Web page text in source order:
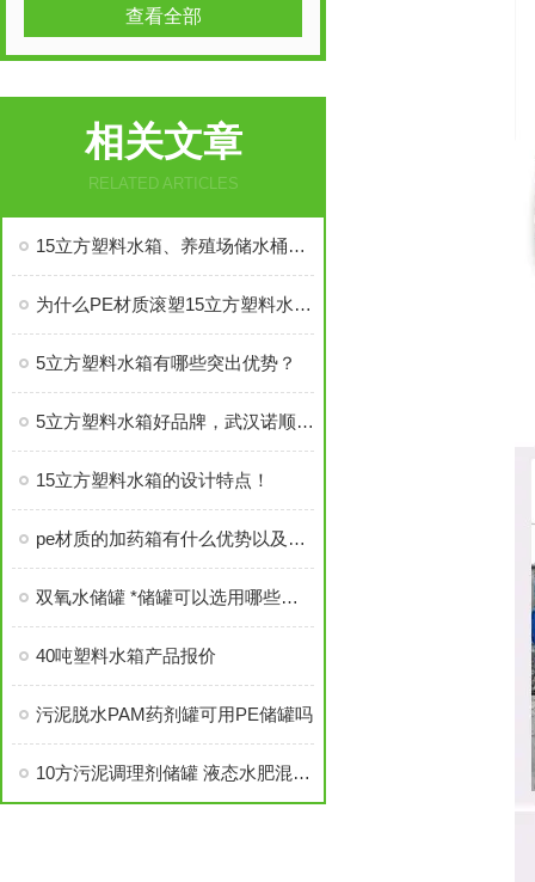
查看全部
相关文章
RELATED ARTICLES
15立方塑料水箱、养殖场储水桶超滤水箱厂家直销
为什么PE材质滚塑15立方塑料水箱更耐用？
5立方塑料水箱有哪些突出优势？
5立方塑料水箱好品牌，武汉诺顺信誉做保证
15立方塑料水箱的设计特点！
pe材质的加药箱有什么优势以及适用位置
双氧水储罐 *储罐可以选用哪些材质
40吨塑料水箱产品报价
污泥脱水PAM药剂罐可用PE储罐吗
10方污泥调理剂储罐 液态水肥混合搅拌桶